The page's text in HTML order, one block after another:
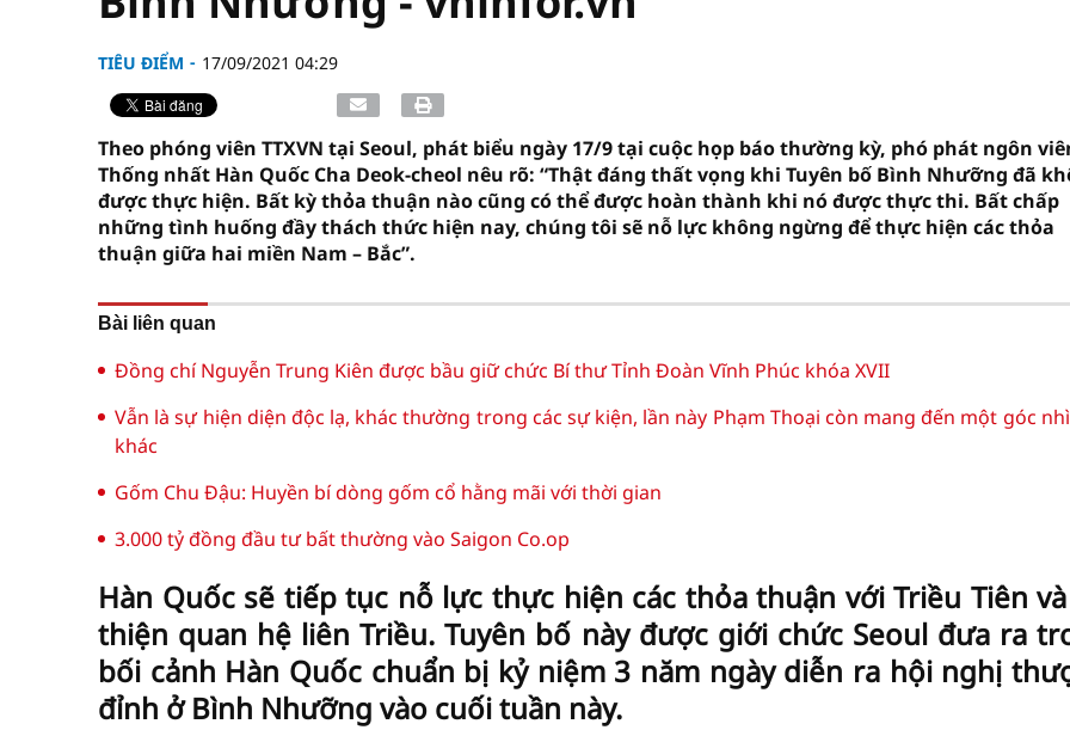
TIÊU ĐIỂM 17/09/2021 04:29
Theo phóng viên TTXVN tại Seoul, phát biểu ngày 17/9 tại cuộc họp báo thường kỳ, phó phát ngôn
Thống nhất Hàn Quốc Cha Deok-cheol nêu rõ: “Thật đáng thất vọng khi Tuyên bố Bình Nhưỡng đã
được thực hiện. Bất kỳ thỏa thuận nào cũng có thể được hoàn thành khi nó được thực thi. Bất chấp
những tình huống đầy thách thức hiện nay, chúng tôi sẽ nỗ lực không ngừng để thực hiện các thỏa
thuận giữa hai miền Nam – Bắc”.
Bài liên quan
Đồng chí Nguyễn Trung Kiên được bầu giữ chức Bí thư Tỉnh Đoàn Vĩnh Phúc khóa XVII
Vẫn là sự hiện diện độc lạ, khác thường trong các sự kiện, lần này Phạm Thoại còn mang đến một góc
khác
Gốm Chu Đậu: Huyền bí dòng gốm cổ hằng mãi với thời gian
3.000 tỷ đồng đầu tư bất thường vào Saigon Co.op
Hàn Quốc sẽ tiếp tục nỗ lực thực hiện các thỏa thuận với Triều Tiên
thiện quan hệ liên Triều. Tuyên bố này được giới chức Seoul đưa ra
bối cảnh Hàn Quốc chuẩn bị kỷ niệm 3 năm ngày diễn ra hội nghị
đỉnh ở Bình Nhưỡng vào cuối tuần này.